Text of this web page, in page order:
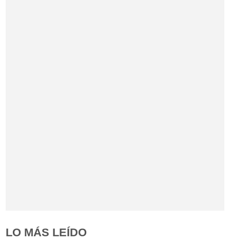
LO MÁS LEÍDO